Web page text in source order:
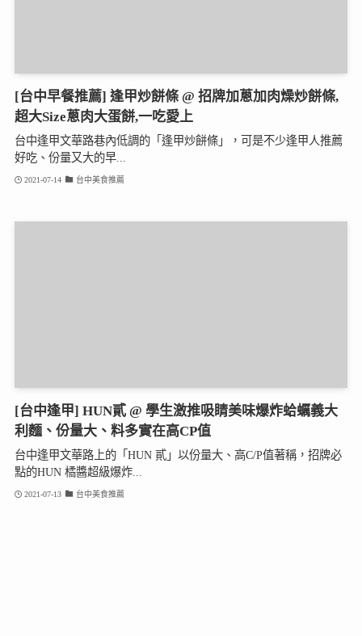
[台中早餐推薦] 逢甲炒餅條 @ 招牌加蔥加肉燥炒餅條,
超大Size蔥肉大蛋餅,一吃愛上
台中逢甲文華路巷內低調的「逢甲炒餅條」，可是不少逢甲人推薦
好吃、份量又大的早...
2021-07-14 台中美食推薦
[台中逢甲] HUN貳 @ 學生激推吸睛美味爆炸蛤蠣義大
利麵、份量大、料多實在高CP值
台中逢甲文華路上的「HUN 貳」以份量大、高C/P值著稱，招牌必
點的HUN 橘醬超級爆炸...
2021-07-13 台中美食推薦